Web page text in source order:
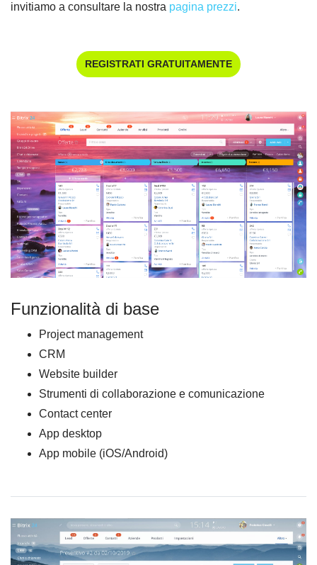
invitiamo a consultare la nostra pagina prezzi.
REGISTRATI GRATUITAMENTE
Funzionalità di base
Project management
CRM
Website builder
Strumenti di collaborazione e comunicazione
Contact center
App desktop
App mobile (iOS/Android)